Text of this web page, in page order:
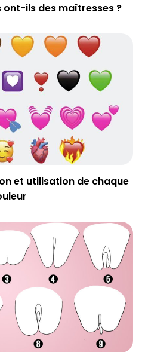
ont-ils des maîtresses ?
et utilisation de chaque